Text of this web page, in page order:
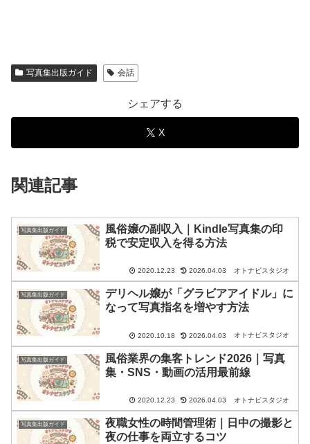
写真集出版ガイド 会話
シェアする
X
関連記事
写真集出版ガイド
風俗嬢の副収入｜Kindle写真集の印
税で安定収入を得る方法
2020.12.23 2026.04.03 オトナビスタジオ
写真集出版ガイド
デリヘル嬢が「グラビアアイドル」に
なって写真指名を増やす方法
2020.10.18 2026.04.03 オトナビスタジオ
写真集出版ガイド
風俗業界の集客トレンド2026｜写真
集・SNS・動画の活用最前線
2020.12.23 2026.04.03 オトナビスタジオ
写真集出版ガイド
夜職女性の時間管理術｜日中の撮影と
夜の仕事を両立するコツ